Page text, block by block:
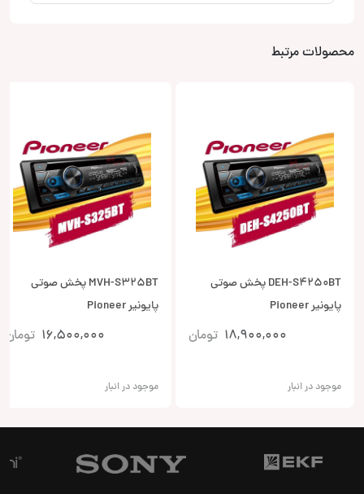
محصولات مرتبط
DEH-S4250BT پخش صوتی
پایونیر Pioneer
18,900,000 تومان
موجود در انبار
MVH-S325BT پخش صوتی
پایونیر Pioneer
16,500,000 تومان
موجود در انبار